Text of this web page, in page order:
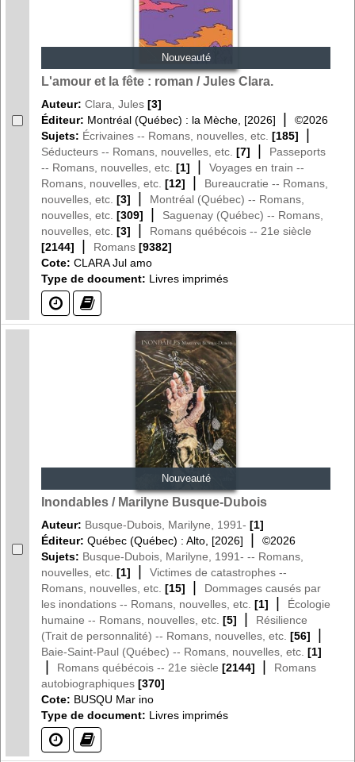
Nouveauté
L'amour et la fête : roman / Jules Clara.
Auteur: Clara, Jules [3]
Éditeur: Montréal (Québec) : la Mèche, [2026] |
©2026
Sujets: Écrivaines -- Romans, nouvelles, etc. [185] |
Séducteurs -- Romans, nouvelles, etc. [7] |
Passeports
-- Romans, nouvelles, etc. [1] |
Voyages en train --
Romans, nouvelles, etc. [12] |
Bureaucratie -- Romans,
nouvelles, etc. [3] |
Montréal (Québec) -- Romans,
nouvelles, etc. [309] |
Saguenay (Québec) -- Romans,
nouvelles, etc. [3] |
Romans québécois -- 21e siècle
[2144]
| Romans [9382]
Cote: CLARA Jul amo
Type de document: Livres imprimés
(?) (?)
Nouveauté
Inondables / Marilyne Busque-Dubois
Auteur: Busque-Dubois, Marilyne, 1991- [1]
Éditeur: Québec (Québec) : Alto, [2026] |
©2026
Sujets: Busque-Dubois, Marilyne, 1991- -- Romans,
nouvelles, etc. [1] |
Victimes de catastrophes --
Romans, nouvelles, etc. [15] |
Dommages causés par
les inondations -- Romans, nouvelles, etc. [1] |
Écologie
humaine -- Romans, nouvelles, etc. [5] |
Résilience
(Trait de personnalité) -- Romans, nouvelles, etc. [56] |
Baie-Saint-Paul (Québec) -- Romans, nouvelles, etc. [1]
| Romans québécois -- 21e siècle [2144] |
Romans
autobiographiques [370]
Cote: BUSQU Mar ino
Type de document: Livres imprimés
(?) (?)